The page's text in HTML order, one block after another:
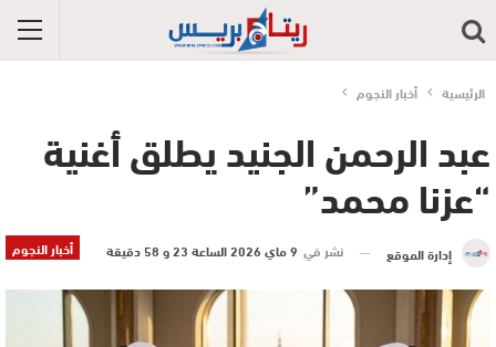
الرئيسية أخبار النجوم
عبد الرحمن الجنيد يطلق أغنية
“عزنا محمد”
أخبار النجوم إدارة الموقع نشر في 9 ماي 2026 الساعة 23 و 58 دقيقة